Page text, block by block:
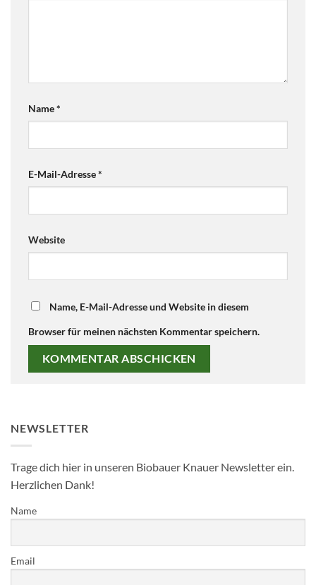
Name*
E-Mail-Adresse*
Website
Name, E-Mail-Adresse und Website in diesem
Browser für meinen nächsten Kommentar speichern.
NEWSLETTER
Trage dich hier in unseren Biobauer Knauer Newsletter ein.
Herzlichen Dank!
Name
Email